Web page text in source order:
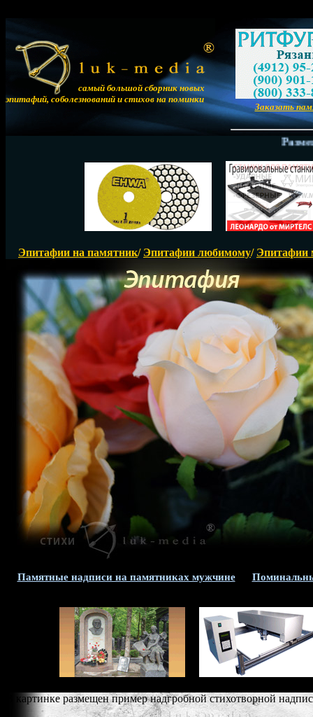
самый большой сборник новых
эпитафий, соболезнований и стихов на поминки
Заказать
Эпитафии на памятник/ Эпитафии любимому/ Эпитафии
Памятные надписи на памятниках мужчине
В картинке размещен пример надгробной стихотворной